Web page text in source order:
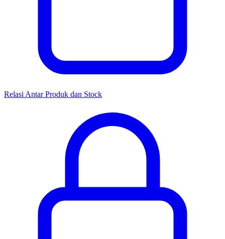
Relasi Antar Produk dan Stock